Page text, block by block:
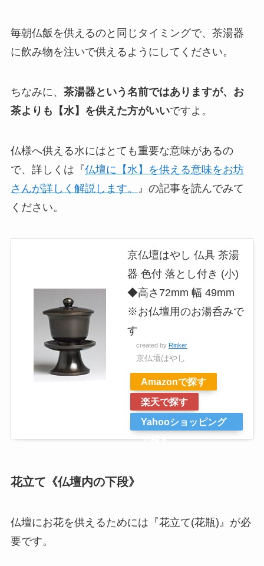
毎朝仏飯を供えるのと同じタイミングで、茶湯器
に飲み物を注いで供えるようにしてください。
ちなみに、 茶湯器という名前ではありますが、お
茶よりも【水】を供えた方がいいですよ。
仏様へ供える水にはとても重要な意味があるの
で、詳しくは『仏壇に【水】を供える意味をお坊
さんが詳しく解説します。
』の記事を読んでみて
ください。
京仏壇はやし 仏具 茶湯
器 色付 落とし付き (小)
◆高さ72mm 幅 49mm
※お仏壇用のお湯呑みで
す
created by Rinker
京仏壇はやし
Amazonで探す
楽天で探す
Yahooショッピング
で探す
花立て《仏壇内の下段》
仏壇にお花を供えるためには『花立て(花瓶)』が必
要です。